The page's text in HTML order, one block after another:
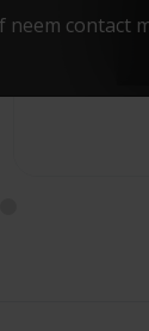
neem contact